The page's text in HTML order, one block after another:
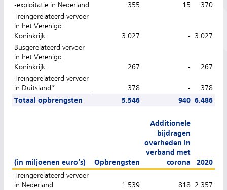
-exploitatie in Nederland
355 15
370
Treingerelateerd vervoer
in het Verenigd
Koninkrijk
3.027 -
3.027
Busgerelateerd vervoer
in het Verenigd
Koninkrijk
267 -
267
Treingerelateerd vervoer
in Duitsland*
378 -
378
Totaal opbrengsten
5.546 940 6.486
(in miljoenen euro's) Opbrengsten
Additionele
bijdragen
overheden in
verband met
corona
2020
Treingerelateerd vervoer
in Nederland
1.539 818 2.357